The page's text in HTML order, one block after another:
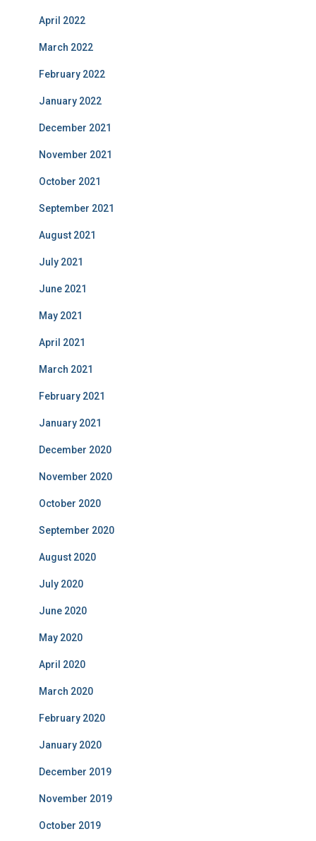
April 2022
March 2022
February 2022
January 2022
December 2021
November 2021
October 2021
September 2021
August 2021
July 2021
June 2021
May 2021
April 2021
March 2021
February 2021
January 2021
December 2020
November 2020
October 2020
September 2020
August 2020
July 2020
June 2020
May 2020
April 2020
March 2020
February 2020
January 2020
December 2019
November 2019
October 2019